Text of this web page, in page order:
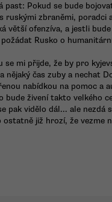
past: Pokud se bude
ruskými zbraněmi, poradci
větší ofenzíva, a jestli
Rusko o
se mi přijde, že by pro
nějaký čas zuby a nechat
nabídkou na pomoc a
bude živení takto velkého
pak vidělo dál... ale nezdá
ostatně již hrozí, že vezme